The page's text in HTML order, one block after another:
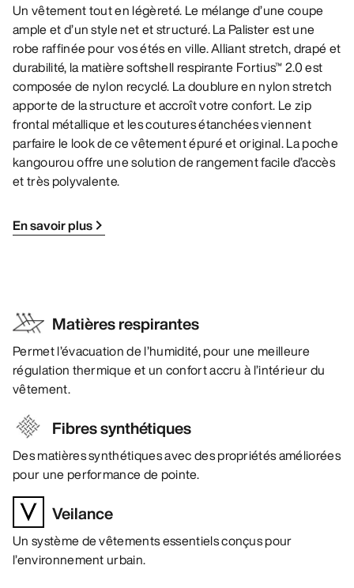
Un vêtement tout en légèreté. Le mélange d’une coupe
ample et d’un style net et structuré. La Palister est une
robe raffinée pour vos étés en ville. Alliant stretch, drapé et
durabilité, la matière softshell respirante Fortius™ 2.0 est
composée de nylon recyclé. La doublure en nylon stretch
apporte de la structure et accroît votre confort. Le zip
frontal métallique et les coutures étanchées viennent
parfaire le look de ce vêtement épuré et original. La poche
kangourou offre une solution de rangement facile d’accès
et très polyvalente.
En savoir plus
Matières respirantes
Permet l’évacuation de l’humidité, pour une meilleure
régulation thermique et un confort accru à l’intérieur du
vêtement.
Fibres synthétiques
Des matières synthétiques avec des propriétés améliorées
pour une performance de pointe.
Veilance
Un système de vêtements essentiels conçus pour
l’environnement urbain.